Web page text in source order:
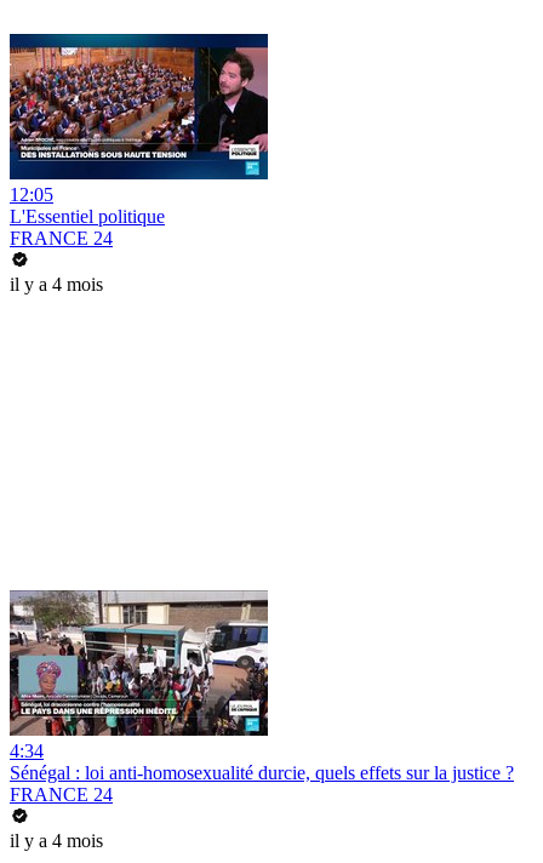
12:05
L'Essentiel politique
FRANCE 24
il y a 4 mois
4:34
Sénégal : loi anti-homosexualité durcie, quels effets sur la justice ?
FRANCE 24
il y a 4 mois